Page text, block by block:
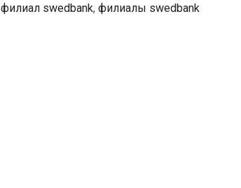
филиал swedbank, филиалы swedbank